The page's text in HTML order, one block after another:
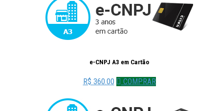
e-CNPJ A3 em Cartão
R$ 360.00 COMPRAR